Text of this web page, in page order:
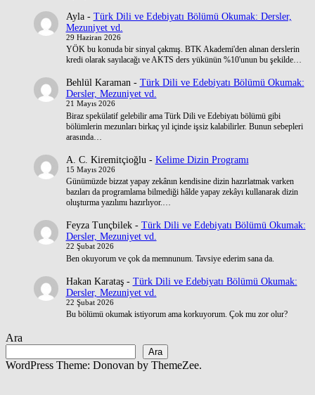
Ayla- Türk Dili ve Edebiyatı Bölümü Okumak: Dersler,
Mezuniyet vd.
29 Haziran 2026
YÖK bu konuda bir sinyal çakmış. BTK Akademi'den alınan derslerin
kredi olarak sayılacağı ve AKTS ders yükünün %10'unun bu şekilde…
Behlül Karaman- Türk Dili ve Edebiyatı Bölümü Okumak:
Dersler, Mezuniyet vd.
21 Mayıs 2026
Biraz spekülatif gelebilir ama Türk Dili ve Edebiyatı bölümü gibi
bölümlerin mezunları birkaç yıl içinde işsiz kalabilirler. Bunun sebepleri
arasında…
A. C. Kiremitçioğlu - Kelime Dizin Programı
15 Mayıs 2026
Günümüzde bizzat yapay zekânın kendisine dizin hazırlatmak varken
bazıları da programlama bilmediği hâlde yapay zekâyı kullanarak dizin
oluşturma yazılımı hazırlıyor.…
Feyza Tunçbilek- Türk Dili ve Edebiyatı Bölümü Okumak:
Dersler, Mezuniyet vd.
22 Şubat 2026
Ben okuyorum ve çok da memnunum. Tavsiye ederim sana da.
Hakan Karataş- Türk Dili ve Edebiyatı Bölümü Okumak:
Dersler, Mezuniyet vd.
22 Şubat 2026
Bu bölümü okumak istiyorum ama korkuyorum. Çok mu zor olur?
Ara
Ara
WordPress Theme: Donovan by ThemeZee.